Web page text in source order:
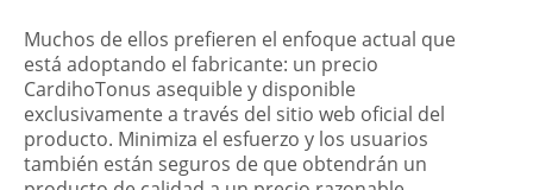
Muchos de ellos prefieren el enfoque actual que
está adoptando el fabricante: un precio
CardihoTonus asequible y disponible
exclusivamente a través del sitio web oficial del
producto. Minimiza el esfuerzo y los usuarios
también están seguros de que obtendrán un